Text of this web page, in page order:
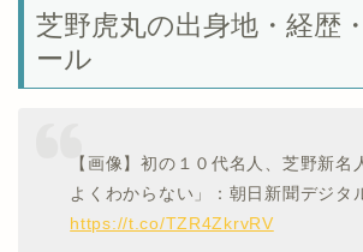
芝野虎丸の出身地・経歴
ール
【画像】初の１０代名人、芝野新名
よくわからない」：朝日新聞デジタ
https://t.co/TZR4ZkrvRV